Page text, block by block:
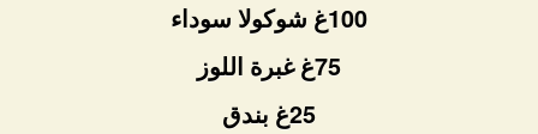
100غ شوكولا سوداء
75غ غبرة اللوز
25غ بندق